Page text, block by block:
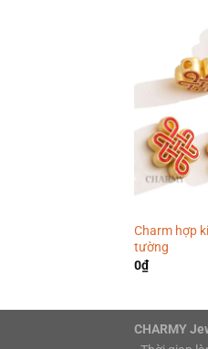
Charm hợp
tường
0₫
CHARMY